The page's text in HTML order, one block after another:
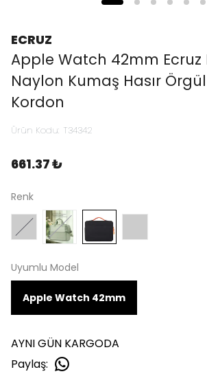
ECRUZ
Apple Watch 42mm Ecruz
Naylon Kumaş Hasır
Kordon
Ürün Kodu: T34342
661.37 ₺
Renk
Uyumlu Model
Apple Watch 42mm
AYNI GÜN KARGODA
Paylaş: